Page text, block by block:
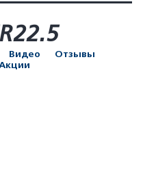
Видео
Отзывы